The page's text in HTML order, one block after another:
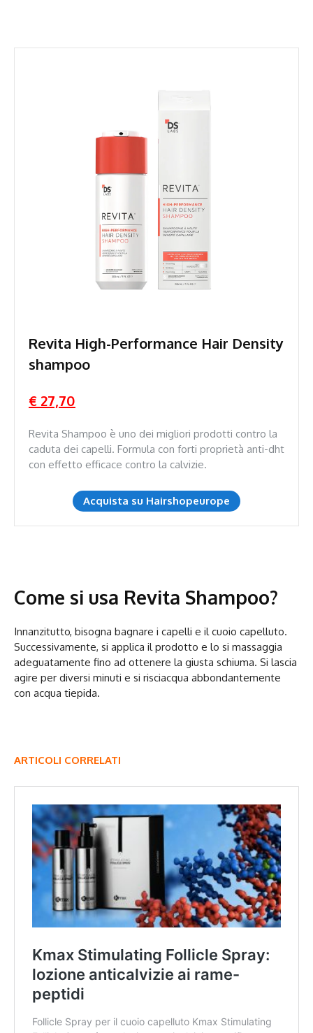
Revita High-Performance Hair Density
shampoo
€ 27,70
Revita Shampoo è uno dei migliori prodotti contro la
caduta dei capelli. Formula con forti proprietà anti-dht
con effetto efficace contro la calvizie.
Acquista su Hairshopeurope
Come si usa Revita Shampoo?
Innanzitutto, bisogna bagnare i capelli e il cuoio capelluto.
Successivamente, si applica il prodotto e lo si massaggia
adeguatamente fino ad ottenere la giusta schiuma. Si lascia
agire per diversi minuti e si risciacqua abbondantemente
con acqua tiepida.
ARTICOLI CORRELATI